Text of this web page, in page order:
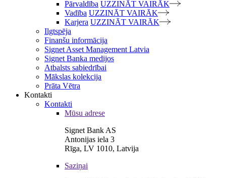
Pārvaldība UZZINĀT VAIRĀK
Vadība UZZINĀT VAIRĀK
Karjera UZZINĀT VAIRĀK
Ilgtspēja
Finanšu informācija
Signet Asset Management Latvia
Signet Banka medijos
Atbalsts sabiedrībai
Mākslas kolekcija
Prāta Vētra
Kontakti
Kontakti
Mūsu adrese
Signet Bank AS
Antonijas iela 3
Rīga, LV 1010, Latvija
Saziņai